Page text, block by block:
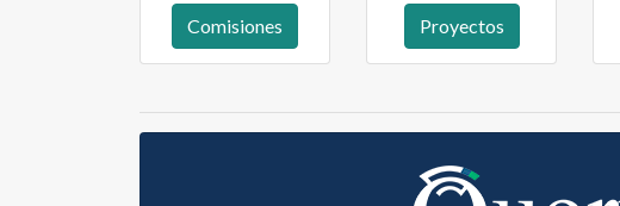
Comisiones Proyectos